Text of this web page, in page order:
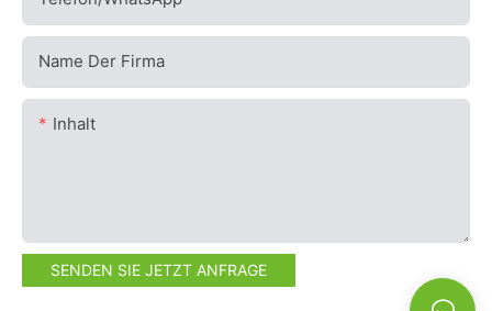
Name Der Firma
Inhalt
SENDEN SIE JETZT ANFRAGE